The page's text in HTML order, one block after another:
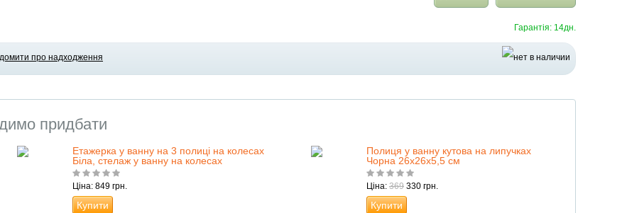
Гарантія: 14дн.
про надходження
придбати
Етажерка у ванну на 3 полиці на колесах
Біла, стелаж у ванну на колесах
Ціна: 849 грн.
Купити
Полиця у ванну кутова на липучках
Чорна 26х26х5,5 см
Ціна: 369 330 грн.
Купити